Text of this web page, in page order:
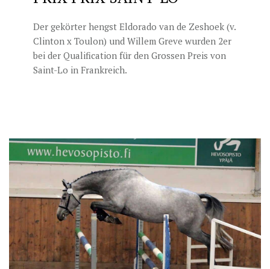
Der gekörter hengst Eldorado van de Zeshoek (v.
Clinton x Toulon) und Willem Greve wurden 2er
bei der Qualification für den Grossen Preis von
Saint-Lo in Frankreich.